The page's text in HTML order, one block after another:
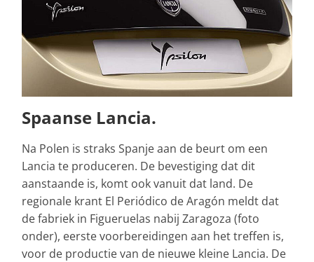
Spaanse Lancia.
Na Polen is straks Spanje aan de beurt om een
Lancia te produceren. De bevestiging dat dit
aanstaande is, komt ook vanuit dat land. De
regionale krant El Periódico de Aragón meldt dat
de fabriek in Figueruelas nabij Zaragoza (foto
onder), eerste voorbereidingen aan het treffen is,
voor de productie van de nieuwe kleine Lancia. De